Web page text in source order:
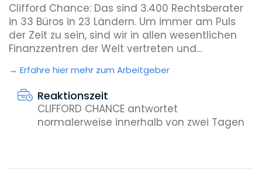
Clifford Chance: Das sind 3.400 Rechtsberater
in 33 Büros in 23 Ländern. Um immer am Puls
der Zeit zu sein, sind wir in allen wesentlichen
Finanzzentren der Welt vertreten und...
Erfahre hier mehr zum Arbeitgeber
Reaktionszeit
CLIFFORD CHANCE antwortet
normalerweise innerhalb von zwei Tagen